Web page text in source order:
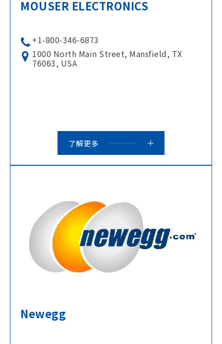
MOUSER ELECTRONICS
+1-800-346-6873
1000 North Main Street, Mansfield, TX
76063, USA
了解更多
Newegg